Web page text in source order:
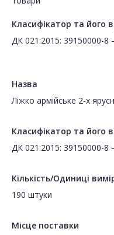
Класифікатор та його
ДК 021:2015: 39150000-8
Назва
Ліжко армійське 2-х
Класифікатор та його
ДК 021:2015: 39150000-8
Кількість/Одиниці
190 штуки
Місце поставки